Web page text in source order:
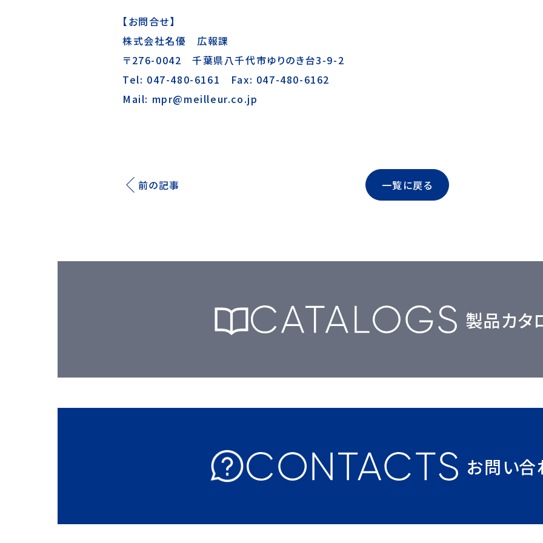
【お問合せ】
株式会社名優 広報課
〒276-0042 千葉県八千代市ゆりのき台3-9-2
Tel: 047-480-6161 Fax: 047-480-6162
Mail: mpr@meilleur.co.jp
前の記事 一覧に戻る
製品カタ
お問い合